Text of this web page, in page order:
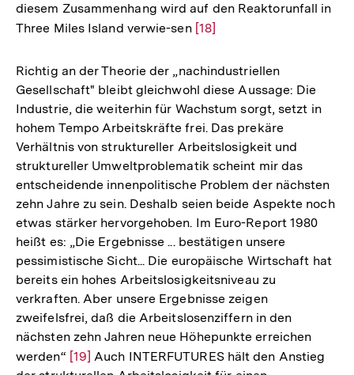
diesem Zusammenhang wird auf den Reaktorunfall in
Three Miles Island verwie-sen Zur
der
Fußnote
[18]
Richtig an der Theorie der „nachindustriellen
Gesellschaft" bleibt gleichwohl diese Aussage: Die
Industrie, die weiterhin für Wachstum sorgt, setzt in
hohem Tempo Arbeitskräfte frei. Das prekäre
Verhältnis von struktureller Arbeitslosigkeit und
struktureller Umweltproblematik scheint mir das
entscheidende innenpolitische Problem der nächsten
zehn Jahre zu sein. Deshalb seien beide Aspekte noch
etwas stärker hervorgehoben. Im Euro-Report 1980
heißt es: „Die Ergebnisse ... bestätigen unsere
pessimistische Sicht... Die europäische Wirtschaft hat
bereits ein hohes Arbeitslosigkeitsniveau zu
verkraften. Aber unsere Ergebnisse zeigen
zweifelsfrei, daß die Arbeitslosenziffern in den
nächsten zehn Jahren neue Höhepunkte erreichen
werden“ Zur
[19] Auch INTERFUTURES hält den Anstieg